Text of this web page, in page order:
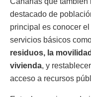
destacado de
principal es conocer
servicios básicos
residuos, la
vivienda, y
acceso a recursos